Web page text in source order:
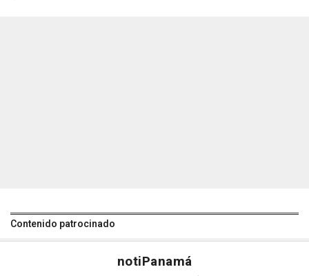
Contenido patrocinado
notiPanamá